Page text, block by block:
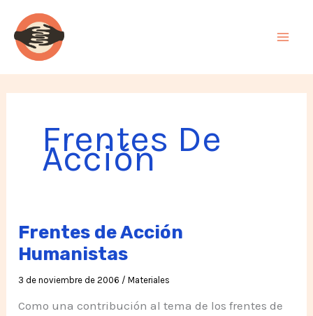
contenido
Frentes De
Acción
Frentes de Acción
Humanistas
3 de noviembre de 2006 /Materiales
Como una contribución al tema de los frentes de